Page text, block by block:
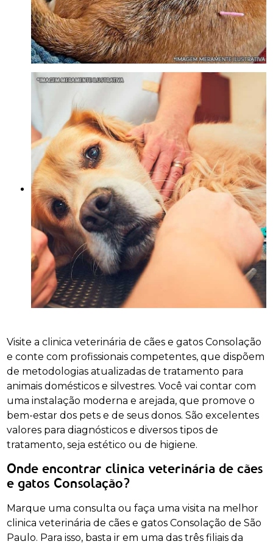
Visite a clinica veterinária de cães e gatos Consolação
e conte com profissionais competentes, que dispõem
de metodologias atualizadas de tratamento para
animais domésticos e silvestres. Você vai contar com
uma instalação moderna e arejada, que promove o
bem-estar dos pets e de seus donos. São excelentes
valores para diagnósticos e diversos tipos de
tratamento, seja estético ou de higiene.
Onde encontrar clinica veterinária de cães
e gatos Consolação?
Marque uma consulta ou faça uma visita na melhor
clinica veterinária de cães e gatos Consolação de São
Paulo. Para isso, basta ir em uma das três filiais da